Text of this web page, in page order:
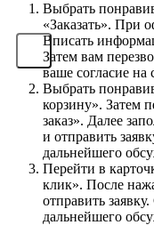
Выбрать
«Заказать». При
Вписать
Затем вам
ваше согласие
Выбрать
корзину». Затем
заказ». Далее
и отправить
дальнейшего
Перейти в
клик». После
отправить
дальнейшего